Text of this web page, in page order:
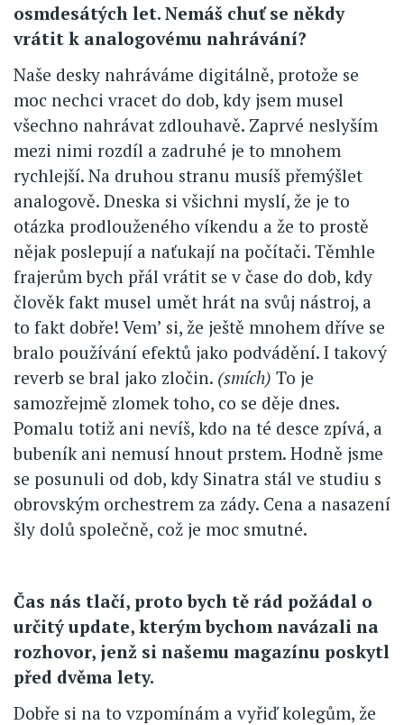
osmdesátých let. Nemáš chuť se někdy
vrátit k analogovému nahrávání?
Naše desky nahráváme digitálně, protože se
moc nechci vracet do dob, kdy jsem musel
všechno nahrávat zdlouhavě. Zaprvé neslyším
mezi nimi rozdíl a zadruhé je to mnohem
rychlejší. Na druhou stranu musíš přemýšlet
analogově. Dneska si všichni myslí, že je to
otázka prodlouženého víkendu a že to prostě
nějak poslepují a naťukají na počítači. Těmhle
frajerům bych přál vrátit se v čase do dob, kdy
člověk fakt musel umět hrát na svůj nástroj, a
to fakt dobře! Vem’ si, že ještě mnohem dříve se
bralo používání efektů jako podvádění. I takový
reverb se bral jako zločin. (smích) To je
samozřejmě zlomek toho, co se děje dnes.
Pomalu totiž ani nevíš, kdo na té desce zpívá, a
bubeník ani nemusí hnout prstem. Hodně jsme
se posunuli od dob, kdy Sinatra stál ve studiu s
obrovským orchestrem za zády. Cena a nasazení
šly dolů společně, což je moc smutné.
Čas nás tlačí, proto bych tě rád požádal o
určitý update, kterým bychom navázali na
rozhovor, jenž si našemu magazínu poskytl
před dvěma lety.
Dobře si na to vzpomínám a vyřiď kolegům, že